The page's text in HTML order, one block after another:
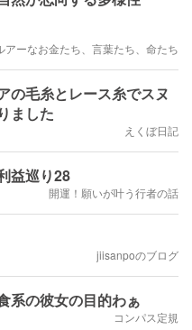
アーなお金たち、言葉たち、命たち
の毛糸とレース糸でスヌ
ました
えくぼ日記
益巡り28
開運！願いが叶う行者の話
jiisanpoのブログ
系の彼女の目的わぁ
コンパス定規